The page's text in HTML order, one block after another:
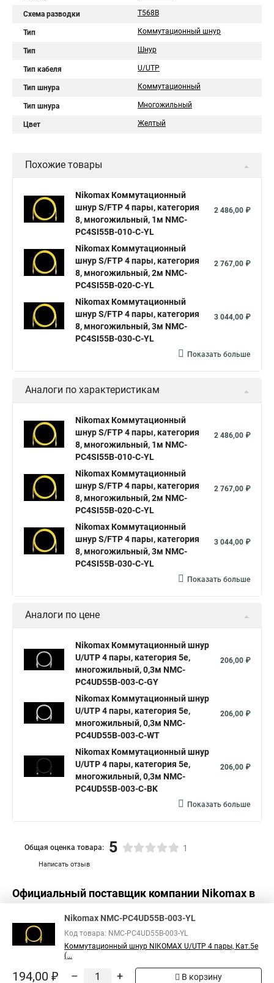
Схема разводки T568B
Тип Коммутационный шнур
Тип Шнур
Тип кабеля U/UTP
Тип шнура Коммутационный
Тип шнура Многожильный
Цвет Желтый
Похожие товары
Nikomax Коммутационный
шнур S/FTP 4 пары, категория
8, многожильный, 1м NMC-
PC4SI55B-010-C-YL
2 486,00 ₽
Nikomax Коммутационный
шнур S/FTP 4 пары, категория
8, многожильный, 2м NMC-
PC4SI55B-020-C-YL
2 767,00 ₽
Nikomax Коммутационный
шнур S/FTP 4 пары, категория
8, многожильный, 3м NMC-
PC4SI55B-030-C-YL
3 044,00 ₽
Показать больше
Аналоги по характеристикам
Nikomax Коммутационный
шнур S/FTP 4 пары, категория
8, многожильный, 1м NMC-
PC4SI55B-010-C-YL
2 486,00 ₽
Nikomax Коммутационный
шнур S/FTP 4 пары, категория
8, многожильный, 2м NMC-
PC4SI55B-020-C-YL
2 767,00 ₽
Nikomax Коммутационный
шнур S/FTP 4 пары, категория
8, многожильный, 3м NMC-
PC4SI55B-030-C-YL
3 044,00 ₽
Показать больше
Аналоги по цене
Nikomax Коммутационный шнур
U/UTP 4 пары, категория 5е,
многожильный, 0,3м NMC-
PC4UD55B-003-C-GY
206,00 ₽
Nikomax Коммутационный шнур
U/UTP 4 пары, категория 5е,
многожильный, 0,3м NMC-
PC4UD55B-003-C-WT
206,00 ₽
Nikomax Коммутационный шнур
U/UTP 4 пары, категория 5е,
многожильный, 0,3м NMC-
PC4UD55B-003-C-BK
206,00 ₽
Показать больше
Написать отзыв
Общая оценка товара: 5 1
Официальный поставщик компании Nikomax в
Nikomax NMC-PC4UD55B-003-YL
Код товара: NMC-PC4UD55B-003-YL
Коммутационный шнур NIKOMAX U/UTP 4 пары, Кат.5е
(...
194,00 ₽ – + В корзину